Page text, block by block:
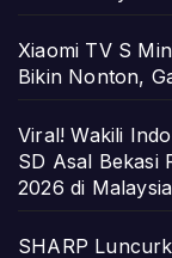
Xiaomi TV S
Bikin Nonton,
Viral! Wakili
SD Asal Bekasi
2026 di Malaysia
SHARP